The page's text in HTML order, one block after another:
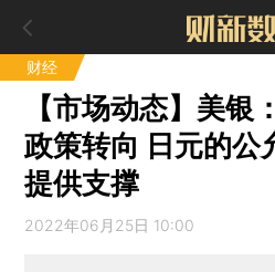
财经
【市场动态】美银
政策转向 日元的公
提供支撑
2022年06月25日 10:00